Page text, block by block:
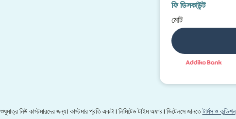
ফি ডিসকাউন্ট
মোট
শুধুমাত্র নিউ কাস্টমারদের জন্য। কাস্টমার প্রতি একটা। লিমিটেড টাইম অফার। ডিটেলসে জানতেটার্মস ও কন্ডিশন